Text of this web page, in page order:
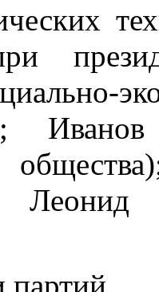
партий